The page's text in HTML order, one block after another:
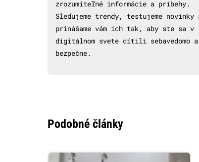
zrozumiteľné informácie a príbehy.
Sledujeme trendy, testujeme novinky
prinášame vám ich tak, aby ste sa v
digitálnom svete cítili sebavedomo a
bezpečne.
Podobné články